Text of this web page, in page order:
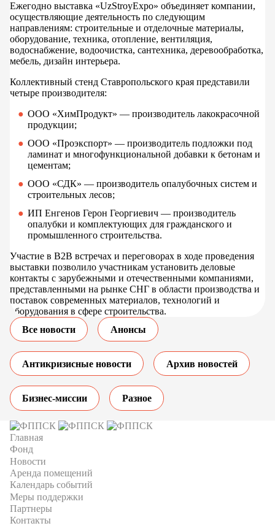
Ежегодно выставка «UzStroyExpo» объединяет компании,
осуществляющие деятельность по следующим
направлениям: строительные и отделочные материалы,
оборудование, техника, отопление, вентиляция,
водоснабжение, водоочистка, сантехника, деревообработка,
мебель, дизайн интерьера.
Коллективный стенд Ставропольского края представили
четыре производителя:
ООО «ХимПродукт» — производитель лакокрасочной
продукции;
ООО «Проэкспорт» — производитель подложки под
ламинат и многофункциональной добавки к бетонам и
цементам;
ООО «СДК» — производитель опалубочных систем и
строительных лесов;
ИП Енгенов Герон Георгиевич — производитель
опалубки и комплектующих для гражданского и
промышленного строительства.
Участие в В2В встречах и переговорах в ходе проведения
выставки позволило участникам установить деловые
контакты с зарубежными и отечественными компаниями,
представленными на рынке СНГ в области производства и
поставок современных материалов, технологий и
оборудования в сфере строительства.
Все новости
Анонсы
Антикризисные новости Архив новостей
Бизнес-миссии Разное
Главная
Фонд
Новости
Аренда помещений
Календарь событий
Меры поддержки
Партнеры
Контакты